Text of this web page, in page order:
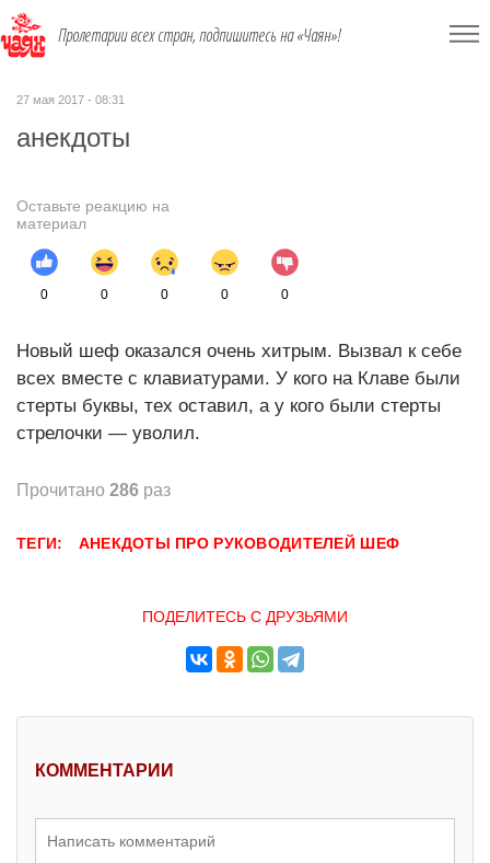
Пролетарии всех стран, подпишитесь на «Чаян»!
27 мая 2017 - 08:31
анекдоты
Оставьте реакцию на
материал
0 0 0 0 0
Новый шеф оказался очень хитрым. Вызвал к себе
всех вместе с клавиатурами. У кого на Клаве были
стерты буквы, тех оставил, а у кого были стерты
стрелочки — уволил.
Прочитано 286 раз
ТЕГИ: АНЕКДОТЫ ПРО РУКОВОДИТЕЛЕЙ ШЕФ
ПОДЕЛИТЕСЬ С ДРУЗЬЯМИ
КОММЕНТАРИИ